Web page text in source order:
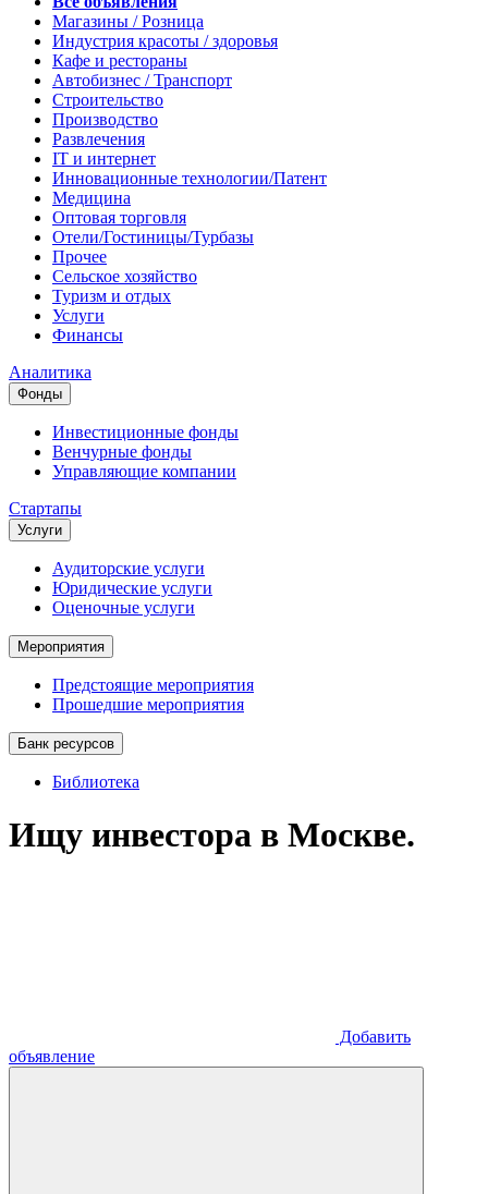
Магазины / Розница
Индустрия красоты / здоровья
Кафе и рестораны
Автобизнес / Транспорт
Строительство
Производство
Развлечения
IT и интернет
Инновационные технологии/Патент
Медицина
Оптовая торговля
Отели/Гостиницы/Турбазы
Прочее
Сельское хозяйство
Туризм и отдых
Услуги
Финансы
Аналитика
Фонды
Инвестиционные фонды
Венчурные фонды
Управляющие компании
Стартапы
Услуги
Аудиторские услуги
Юридические услуги
Оценочные услуги
Мероприятия
Предстоящие мероприятия
Прошедшие мероприятия
Банк ресурсов
Библиотека
Ищу инвестора в Москве.
Добавить
объявление